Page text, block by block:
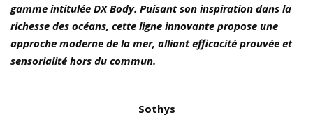
gamme intitulée DX Body. Puisant son inspiration dans la
richesse des océans, cette ligne innovante propose une
approche moderne de la mer, alliant efficacité prouvée et
sensorialité hors du commun.
Sothys